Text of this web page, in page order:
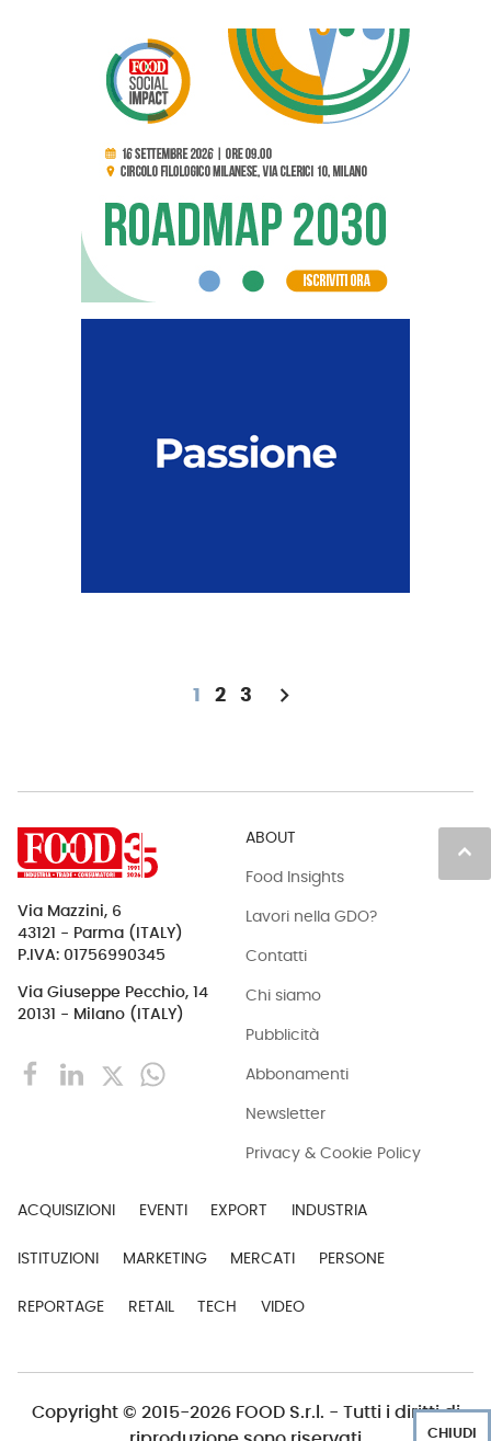
1 2 3 chevron_right
keyboard_arrow_up
Via Mazzini, 6
43121 - Parma (ITALY)
P.IVA: 01756990345
Via Giuseppe Pecchio, 14
20131 - Milano (ITALY)
ABOUT
Food Insights
Lavori nella GDO?
Contatti
Chi siamo
Pubblicità
Abbonamenti
Newsletter
Privacy & Cookie Policy
ACQUISIZIONI EVENTI EXPORT INDUSTRIA
ISTITUZIONI MARKETING MERCATI PERSONE
REPORTAGE RETAIL TECH VIDEO
Copyright © 2015-2026 FOOD S.r.l. - Tutti i diritti di
CHIUDI